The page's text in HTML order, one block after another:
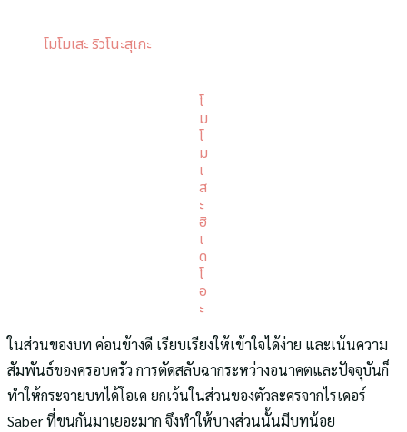
โมโมเสะ ริวโนะสุเกะ
โ
ม
โ
ม
เ
ส
ะ
ฮิ
เ
ด
โ
อ
ะ
ในส่วนของบท ค่อนข้างดี เรียบเรียงให้เข้าใจได้ง่าย และเน้นความ
สัมพันธ์ของครอบครัว การตัดสลับฉากระหว่างอนาคตและปัจจุบันก็
ทำให้กระจายบทได้โอเค ยกเว้นในส่วนของตัวละครจากไรเดอร์
Saber ที่ขนกันมาเยอะมาก จึงทำให้บางส่วนนั้นมีบทน้อย